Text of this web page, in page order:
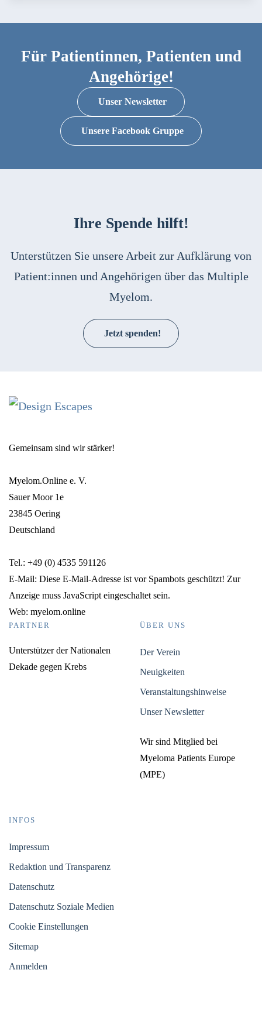
Für Patientinnen, Patienten und
Angehörige!
Unser Newsletter
Unsere Facebook Gruppe
Ihre Spende hilft!
Unterstützen Sie unsere Arbeit zur Aufklärung von
Patient:innen und Angehörigen über das Multiple
Myelom.
Jetzt spenden!
Gemeinsam sind wir stärker!
Myelom.Online e. V.
Sauer Moor 1e
23845 Oering
Deutschland
Tel.: +49 (0) 4535 591126
E-Mail: Diese E-Mail-Adresse ist vor Spambots geschützt! Zur
Anzeige muss JavaScript eingeschaltet sein.
Web: myelom.online
PARTNER
Unterstützer der Nationalen
Dekade gegen Krebs
ÜBER UNS
Der Verein
Neuigkeiten
Veranstaltungshinweise
Unser Newsletter
Wir sind Mitglied bei
Myeloma Patients Europe
(MPE)
INFOS
Impressum
Redaktion und Transparenz
Datenschutz
Datenschutz Soziale Medien
Cookie Einstellungen
Sitemap
Anmelden